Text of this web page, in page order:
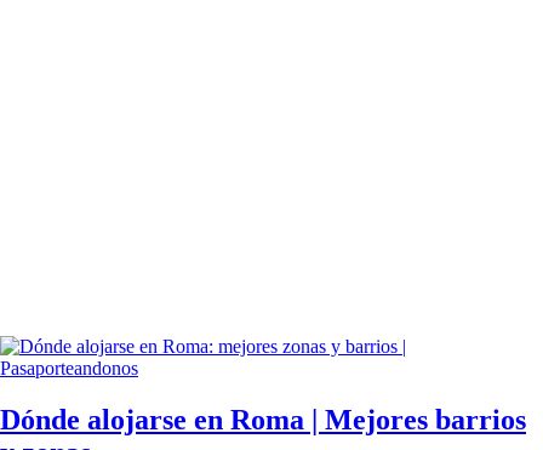
Dónde alojarse en Roma | Mejores barrios